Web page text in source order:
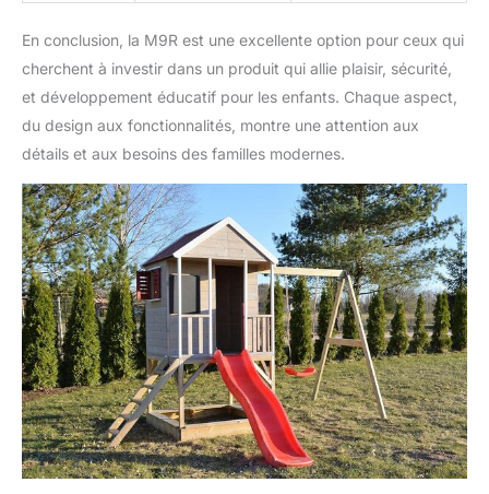
En conclusion, la M9R est une excellente option pour ceux qui
cherchent à investir dans un produit qui allie plaisir, sécurité,
et développement éducatif pour les enfants. Chaque aspect,
du design aux fonctionnalités, montre une attention aux
détails et aux besoins des familles modernes.